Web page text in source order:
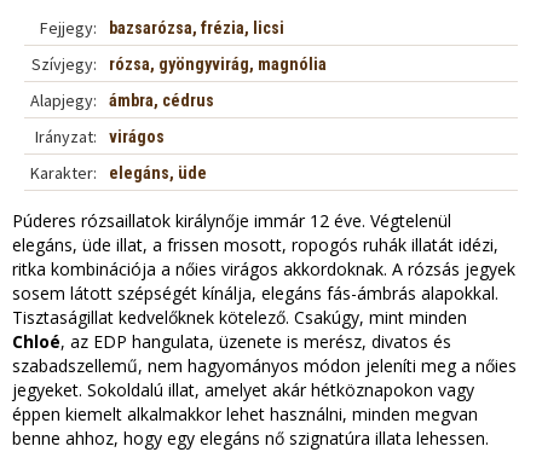
Fejjegy: bazsarózsa, frézia, licsi
Szívjegy: rózsa, gyöngyvirág, magnólia
Alapjegy: ámbra, cédrus
Irányzat: virágos
Karakter: elegáns, üde
Púderes rózsaillatok királynője immár 12 éve. Végtelenül
elegáns, üde illat, a frissen mosott, ropogós ruhák illatát idézi,
ritka kombinációja a nőies virágos akkordoknak. A rózsás jegyek
sosem látott szépségét kínálja, elegáns fás-ámbrás alapokkal.
Tisztaságillat kedvelőknek kötelező. Csakúgy, mint minden
Chloé, az EDP hangulata, üzenete is merész, divatos és
szabadszellemű, nem hagyományos módon jeleníti meg a nőies
jegyeket. Sokoldalú illat, amelyet akár hétköznapokon vagy
éppen kiemelt alkalmakkor lehet használni, minden megvan
benne ahhoz, hogy egy elegáns nő szignatúra illata lehessen.